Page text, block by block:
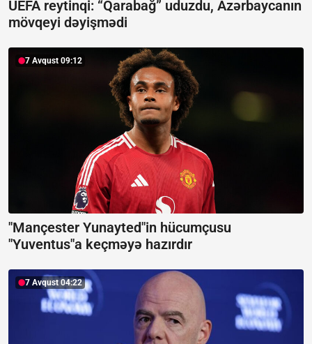
UEFA reytinqi: “Qarabağ” uduzdu, Azərbaycanın
mövqeyi dəyişmədi
7 Avqust 09:12
"Mançester Yunayted"in hücumçusu
"Yuventus"a keçməyə hazırdır
7 Avqust 04:22